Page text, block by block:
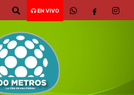
EN VIVO